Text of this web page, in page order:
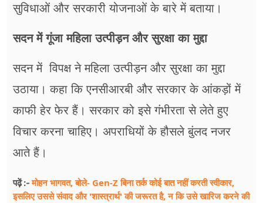
सुविधाओं और सरकारी योजनाओं के बारे में बताया।
सदन में गूंजा महिला उत्पीड़न और सुरक्षा का मुद्दा
सदन में विपक्ष ने महिला उत्पीड़न और सुरक्षा का मुद्दा
उठाया। कहा कि एनसीआरबी और सरकार के आंकड़ों में
काफी हेर फेर हैं। सरकार को इसे गंभीरता से लेते हुए
विचार करना चाहिए। अपराधियों के हौसले बुंलद नजर
आते हैं।
पढ़ें :-मोहन भागवत, बोले- Gen-Z बिना तर्क कोई बात नहीं करती स्वीकार,
इसलिए उससे संवाद और 'शास्त्रार्थ' की जरूरत है, न कि उसे खारिज करने की